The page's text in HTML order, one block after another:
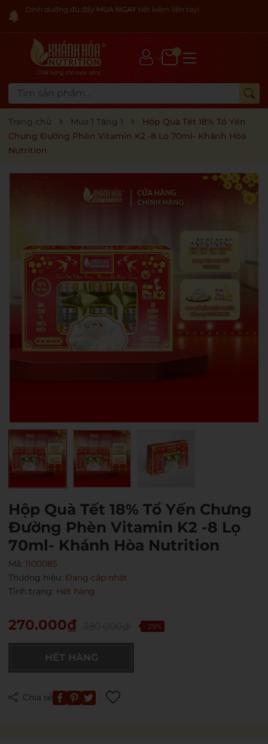
Dinh dưỡng đủ đầy MUA NGAY tiết kiệm liền tay!
Trang chủ Mua 1 Tặng 1
Hộp Quà Tết 18% Tổ Yến
Chưng Đường Phèn Vitamin K2 -8 Lọ 70ml- Khánh Hòa
Nutrition
Hộp Quà Tết 18% Tổ Yến Chưng
Đường Phèn Vitamin K2 -8 Lọ
70ml- Khánh Hòa Nutrition
Mã: 1100085
Thương hiệu: Đang cập nhật
Tình trạng: Hết hàng
270.000₫ - 29%
HẾT HÀNG
Chia sẻ
Mã giảm giá: